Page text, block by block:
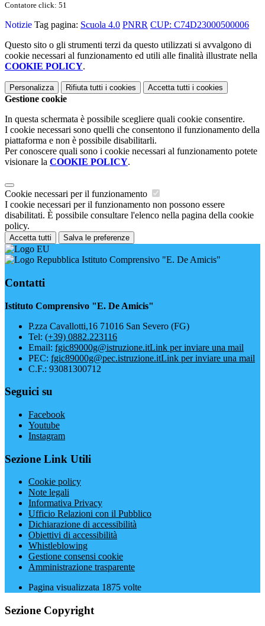
Contatore click: 51
Notizie Tag pagina: Scuola 4.0 PNRR CUP: C74D23000500006
Questo sito o gli strumenti terzi da questo utilizzati si avvalgono di
cookie necessari al funzionamento ed utili alle finalità illustrate nella
COOKIE POLICY.
Personalizza Rifiuta tutti i cookies Accetta tutti i cookies
Gestione cookie
In questa schermata è possibile scegliere quali cookie consentire.
I cookie necessari sono quelli che consentono il funzionamento della
piattaforma e non è possibile disabilitarli.
Per conoscere quali sono i cookie necessari al funzionamento potete
visionare la COOKIE POLICY.
Cookie necessari per il funzionamento
I cookie necessari per il funzionamento non possono essere
disabilitati. È possibile consultare l'elenco nella pagina della cookie
policy.
Accetta tutti Salva le preferenze
Istituto Comprensivo "E. De Amicis"
Contatti
Istituto Comprensivo "E. De Amicis"
P.zza Cavallotti,16 71016 San Severo (FG)
Tel: (+39) 0882.223116
Email: fgic89000g@istruzione.itLink per inviare una mail
PEC: fgic89000g@pec.istruzione.itLink per inviare una mail
C.F.: 93081300712
Seguici su
Facebook
Youtube
Instagram
Sezione Link Utili
Cookie policy
Note legali
Informativa Privacy
Ufficio Relazioni con il Pubblico
Dichiarazione di accessibilità
Obiettivi di accessibilità
Whistleblowing
Gestione consensi cookie
Amministrazione trasparente
Pagina visualizzata 1875 volte
Sezione Copyright